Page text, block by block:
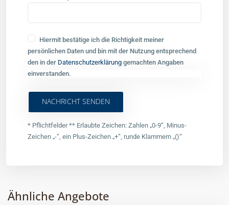
Hiermit bestätige ich die Richtigkeit meiner
persönlichen Daten und bin mit der Nutzung entsprechend
den in der Datenschutzerklärung gemachten Angaben
einverstanden.
* Pflichtfelder ** Erlaubte Zeichen: Zahlen „0-9“, Minus-
Zeichen „-“, ein Plus-Zeichen „+“, runde Klammern „()“
Ähnliche Angebote
Fürstenfeldbruck